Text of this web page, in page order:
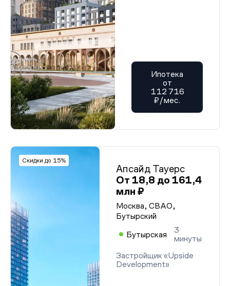
Ипотека
от
112 716
₽/мес.
Скидки до 15%
Апсайд Тауерс
От 18,8 до 161,4
млн ₽
Москва, СВАО,
Бутырский
Бутырская
3
минуты
Застройщик «Upside
Development»